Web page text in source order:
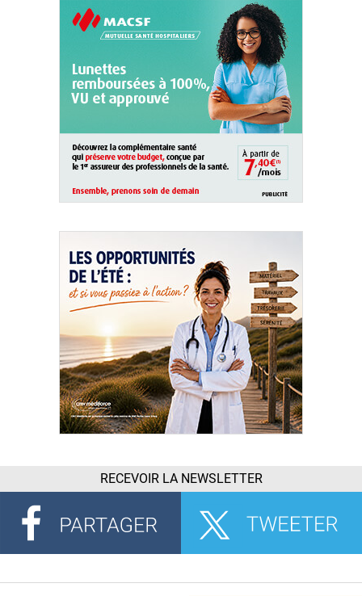
QUI SOMMES-NOUS ?
CONDITIONS GÉNÉRALES
RECEVOIR LA NEWSLETTER